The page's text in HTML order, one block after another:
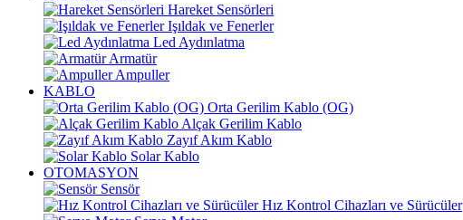
Hareket Sensörleri
Işıldak ve Fenerler
Led Aydınlatma
Armatür
Ampuller
KABLO
Orta Gerilim Kablo (OG)
Alçak Gerilim Kablo
Zayıf Akım Kablo
Solar Kablo
OTOMASYON
Sensör
Hız Kontrol Cihazları ve Sürücüler